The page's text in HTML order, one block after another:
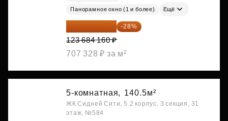
Панорамное окно (1 и более) Ещё
89 052 595 ₽ -28%
123 684 160 ₽
707 328 ₽ за м²
5-комнатная, 140.5м²
ЖК Сидней Сити, 5.2 корпус, 3 секция, 31
этаж, №584